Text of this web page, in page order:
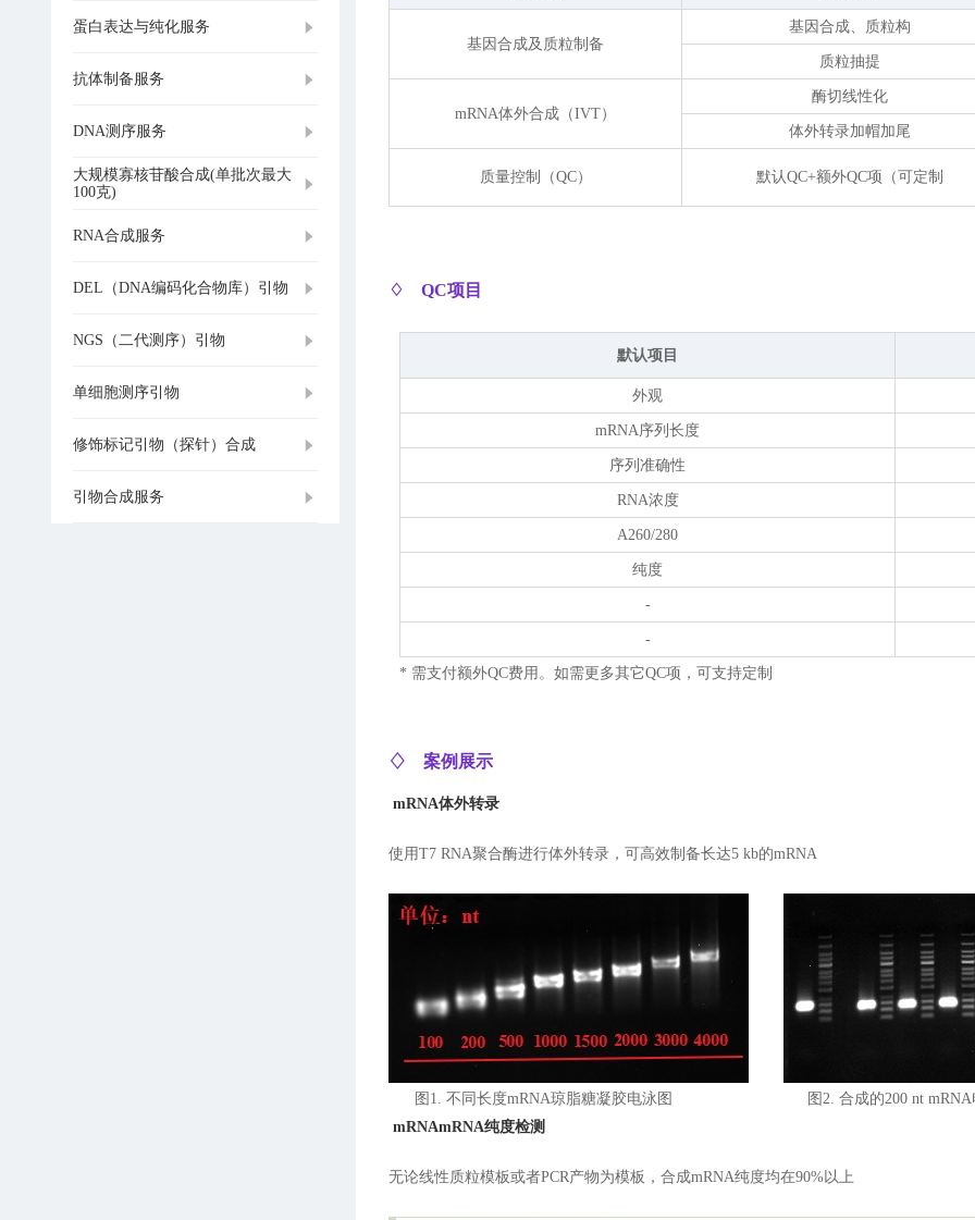
蛋白表达与纯化服务
抗体制备服务
DNA测序服务
大规模寡核苷酸合成(单批次最大
100克)
RNA合成服务
DEL（DNA编码化合物库）引物
NGS（二代测序）引物
单细胞测序引物
修饰标记引物（探针）合成
引物合成服务
基因合成及质粒制备
基因合成、质粒构
质粒抽提
mRNA体外合成（IVT）
酶切线性化
体外转录加帽加尾
质量控制（QC） 默认QC+额外QC项（可定制
♢ QC项目
默认项目
外观
mRNA序列长度
序列准确性
RNA浓度
A260/280
纯度
-
-
* 需支付额外QC费用。如需更多其它QC项，可支持定制
♢ 案例展示
mRNA体外转录
使用T7 RNA聚合酶进行体外转录，可高效制备长达5 kb的mRNA
图1. 不同长度mRNA琼脂糖凝胶电泳图 图2. 合成的200 nt mRNA
mRNAmRNA纯度检测
无论线性质粒模板或者PCR产物为模板，合成mRNA纯度均在90%以上